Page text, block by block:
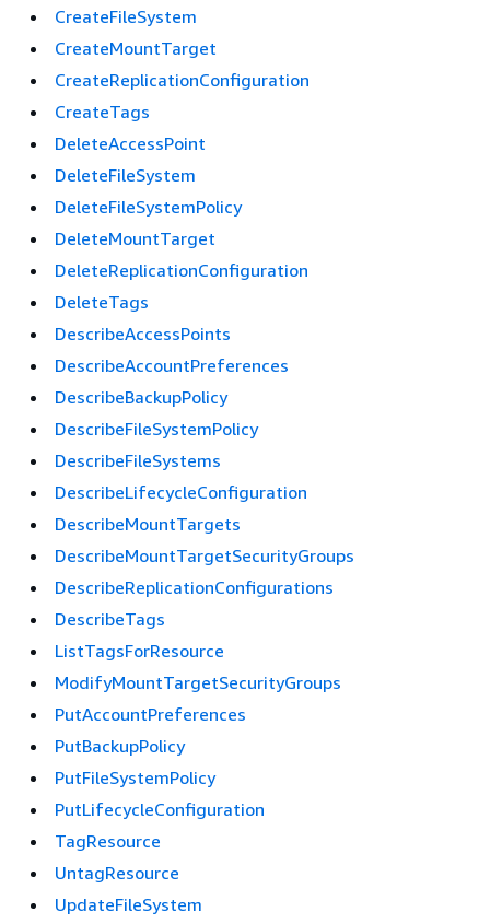
CreateFileSystem
CreateMountTarget
CreateReplicationConfiguration
CreateTags
DeleteAccessPoint
DeleteFileSystem
DeleteFileSystemPolicy
DeleteMountTarget
DeleteReplicationConfiguration
DeleteTags
DescribeAccessPoints
DescribeAccountPreferences
DescribeBackupPolicy
DescribeFileSystemPolicy
DescribeFileSystems
DescribeLifecycleConfiguration
DescribeMountTargets
DescribeMountTargetSecurityGroups
DescribeReplicationConfigurations
DescribeTags
ListTagsForResource
ModifyMountTargetSecurityGroups
PutAccountPreferences
PutBackupPolicy
PutFileSystemPolicy
PutLifecycleConfiguration
TagResource
UntagResource
UpdateFileSystem